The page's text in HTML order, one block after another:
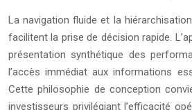
La navigation fluide et la
facilitent la prise de décision rapide.
présentation synthétique des
l’accès immédiat aux informations
Cette philosophie de conception
investisseurs privilégiant l’efficacité